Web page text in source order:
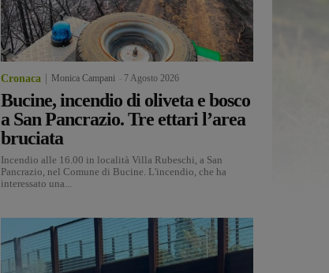
Cronaca Monica Campani 7 Agosto 2026
Bucine, incendio di oliveta e bosco
a San Pancrazio. Tre ettari l’area
bruciata
Incendio alle 16.00 in località Villa Rubeschi, a San
Pancrazio, nel Comune di Bucine. L'incendio, che ha
interessato una...